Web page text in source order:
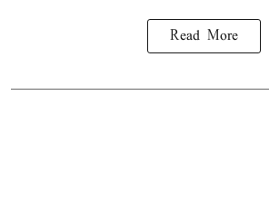
Read More